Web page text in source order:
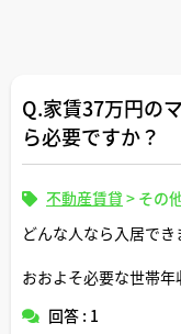
Q.家賃37万円の
ら必要ですか？
不動産賃貸 > その
どんな人なら入居でき
おおよそ必要な世帯
回答 : 1